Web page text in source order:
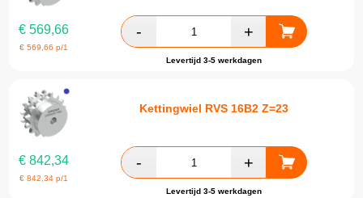
€ 569,66
€569,66 p/1
Levertijd 3-5 werkdagen
Kettingwiel RVS 16B2 Z=23
€ 842,34
€842,34 p/1
Levertijd 3-5 werkdagen